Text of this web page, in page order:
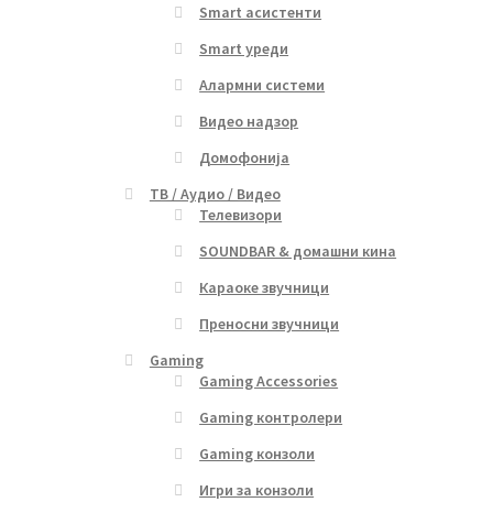
Smart асистенти
Smart уреди
Алармни системи
Видео надзор
Домофонија
ТВ / Аудио / Видео
Телевизори
SOUNDBAR & домашни кина
Караоке звучници
Преносни звучници
Gaming
Gaming Accessories
Gaming контролери
Gaming конзоли
Игри за конзоли